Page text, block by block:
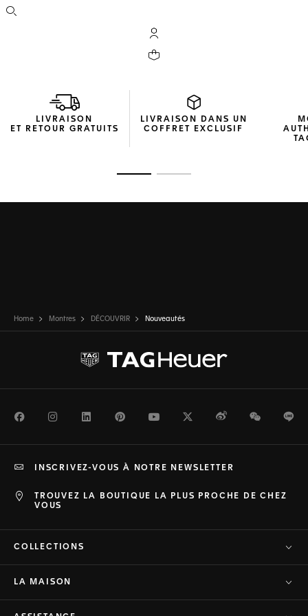
Ouvrir la barre de recherche
Compte My TAG Heuer
Votre panier contient 0 produit(s)
LIVRAISON
ET RETOUR GRATUITS
LIVRAISON DANS UN
COFFRET EXCLUSIF
Home Montres DÉCOUVRIR Nouveautés
FacebookInstagramLinkedInPinterestYoutubeTwitterWeiboWeChat
TROUVEZ LA BOUTIQUE LA PLUS PROCHE DE CHEZ
VOUS
INSCRIVEZ-VOUS À NOTRE NEWSLETTER
COLLECTIONS
LA MAISON